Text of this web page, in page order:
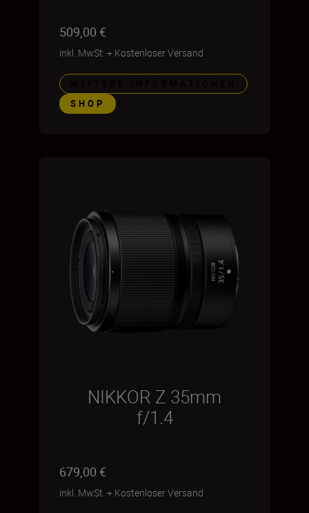
509,00 €
inkl. MwSt. + Kostenloser Versand
SHOP
NIKKOR Z 35mm
f/1.4
679,00 €
inkl. MwSt. + Kostenloser Versand